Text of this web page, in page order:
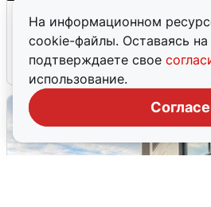
На информационном
cookie-файлы. Оставаясь на
подтверждаете свое
использование.
Москвичи услышали
на взрыв
7 августа 0